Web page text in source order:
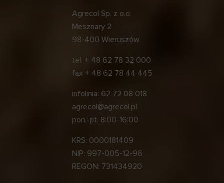
Agrecol Sp. z o.o.
Mesznary 2
98-400 Wieruszów
tel. + 48 62 78 32 000
fax + 48 62 78 44 445
infolinia: 62 72 08 018
agrecol@agrecol.pl
pon.-pt. 8:00-16:00
KRS: 0000181409
NIP: 997-005-12-96
REGON: 731434920